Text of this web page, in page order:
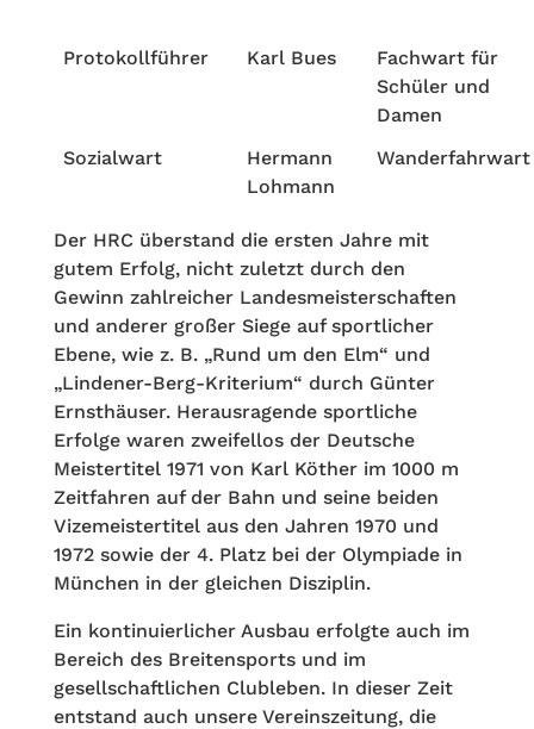
Protokollführer Karl Bues
Fachwart für
Schüler und
Damen
Sozialwart
Hermann
Lohmann
Wanderfahrwart
Der HRC überstand die ersten Jahre mit
gutem Erfolg, nicht zuletzt durch den
Gewinn zahlreicher Landesmeisterschaften
und anderer großer Siege auf sportlicher
Ebene, wie z. B. „Rund um den Elm“ und
„Lindener-Berg-Kriterium“ durch Günter
Ernsthäuser. Herausragende sportliche
Erfolge waren zweifellos der Deutsche
Meistertitel 1971 von Karl Köther im 1000 m
Zeitfahren auf der Bahn und seine beiden
Vizemeistertitel aus den Jahren 1970 und
1972 sowie der 4. Platz bei der Olympiade in
München in der gleichen Disziplin.
Ein kontinuierlicher Ausbau erfolgte auch im
Bereich des Breitensports und im
gesellschaftlichen Clubleben. In dieser Zeit
entstand auch unsere Vereinszeitung, die